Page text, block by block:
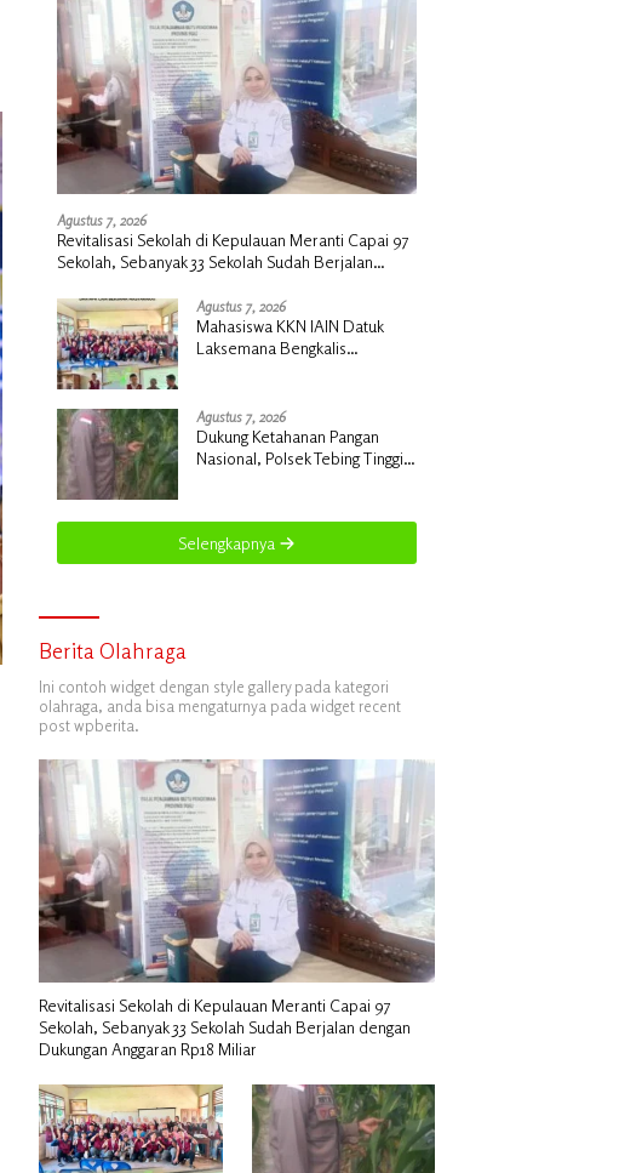
Agustus 7, 2026
Revitalisasi Sekolah di Kepulauan Meranti Capai 97
Sekolah, Sebanyak 33 Sekolah Sudah Berjalan
Agustus 7, 2026
Mahasiswa KKN IAIN Datuk
Laksemana Bengkalis
Cair di Desa Kedabu Rapat
Agustus 7, 2026
Dukung Ketahanan Pangan
Nasional, Polsek Tebing Tinggi
Selengkapnya
Berita Olahraga
Ini contoh widget dengan style gallery pada kategori
olahraga, anda bisa mengaturnya pada widget recent
post wpberita.
Revitalisasi Sekolah di Kepulauan Meranti Capai 97
Sekolah, Sebanyak 33 Sekolah Sudah Berjalan dengan
Dukungan Anggaran Rp18 Miliar